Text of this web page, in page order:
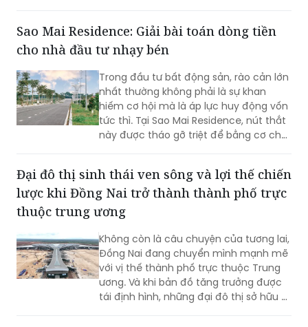
dưới tán thông cổ thụ” bằng trải
nghiệm đa tầng và chuẩn mực resort-
Sao Mai Residence: Giải bài toán dòng tiền
cho nhà đầu tư nhạy bén
Trong đầu tư bất động sản, rào cản lớn
nhất thường không phải là sự khan
hiếm cơ hội mà là áp lực huy động vốn
tức thì. Tại Sao Mai Residence, nút thắt
này được tháo gỡ triệt để bằng cơ chế
qua lộ trình tài chính linh hoạt.
Đại đô thị sinh thái ven sông và lợi thế chiến
lược khi Đồng Nai trở thành thành phố trực
thuộc trung ương
Không còn là câu chuyện của tương lai,
Đồng Nai đang chuyển mình mạnh mẽ
với vị thế thành phố trực thuộc Trung
ương. Và khi bản đồ tăng trưởng được
tái định hình, những đại đô thị sở hữu vị